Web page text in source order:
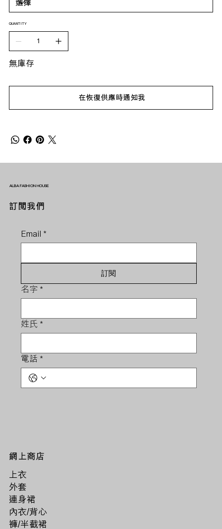
QUANTITY
無庫存
在恢復供應時通知我
ALBA FASHION HOUSE
訂閱我們
Email *
訂閱
名字 *
姓氏 *
電話 *
上衣
外套
連身裙
內衣/背心
褲/半截裙
網上商店